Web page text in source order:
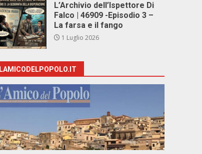
L’Archivio dell’Ispettore Di
Falco | 46909 -Episodio 3 –
La farsa e il fango
1 Luglio 2026
LAMICODELPOPOLO.IT